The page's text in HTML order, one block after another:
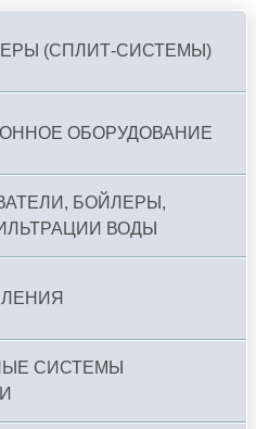
(СПЛИТ-СИСТЕМЫ)
ОБОРУДОВАНИЕ
БОЙЛЕРЫ,
ВОДЫ
СИСТЕМЫ